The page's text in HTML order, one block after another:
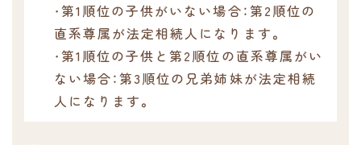
・第1順位の子供がいない場合：第2順位の
直系尊属が法定相続人になります。
・第1順位の子供と第2順位の直系尊属がい
ない場合：第3順位の兄弟姉妹が法定相続
人になります。